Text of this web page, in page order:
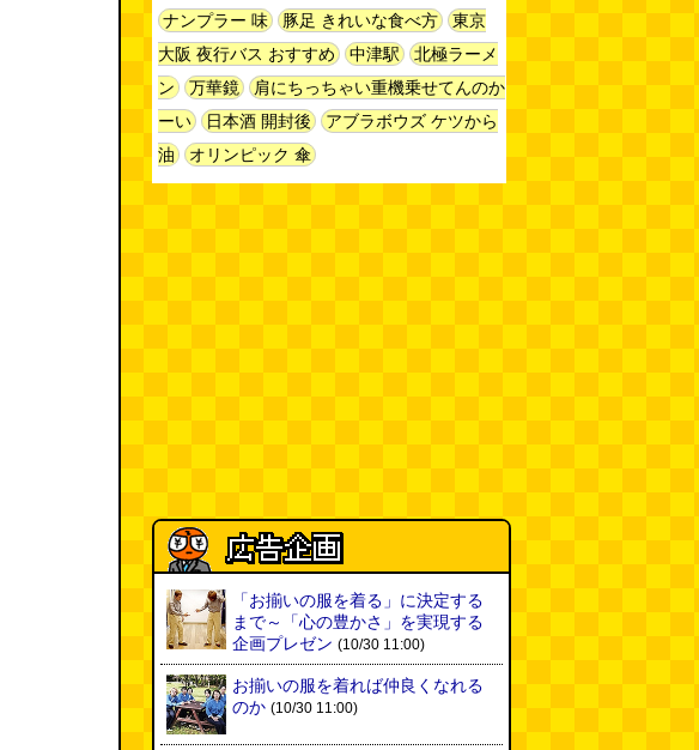
皿に乗った豚バラブロックの指輪
(べつやく れい) (08.05 16:00)
フエラムネをさらに笛っぽくした
らホイッスルになりました(爲房
新太朗) (08.05 11:00)
世田谷区民会館行きのバスは1日
「モグラ駅」で有名な土合駅……
実は真の秘境駅はお隣の湯檜曽駅
だった(ぼっちのazumiさん)
ナンプラー 味 豚足 きれいな食べ方
東京
大阪 夜行バス おすすめ
中津駅
北極ラーメ
ン
万華鏡
肩にちっちゃい重機乗せてんのか
ーい
日本酒 開封後
アブラボウズ ケツから
油
オリンピック 傘
「お揃いの服を着る」に決定する
まで～「心の豊かさ」を実現する
企画プレゼン (10/30 11:00)
お揃いの服を着れば仲良くなれる
のか (10/30 11:00)